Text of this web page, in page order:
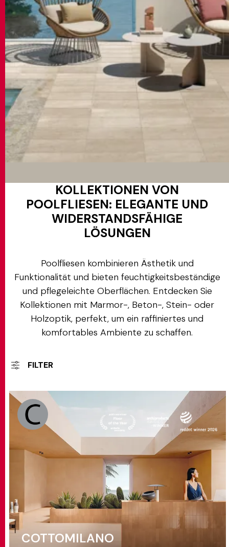
KOLLEKTIONEN VON
POOLFLIESEN: ELEGANTE UND
WIDERSTANDSFÄHIGE
LÖSUNGEN
Poolfliesen kombinieren Ästhetik und
Funktionalität und bieten feuchtigkeitsbeständige
und pflegeleichte Oberflächen. Entdecken Sie
Kollektionen mit Marmor-, Beton-, Stein- oder
Holzoptik, perfekt, um ein raffiniertes und
komfortables Ambiente zu schaffen.
FILTER
COTTOMILANO